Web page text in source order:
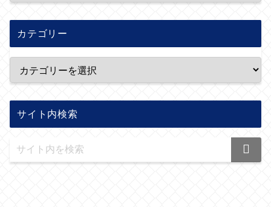
カテゴリー
サイト内検索